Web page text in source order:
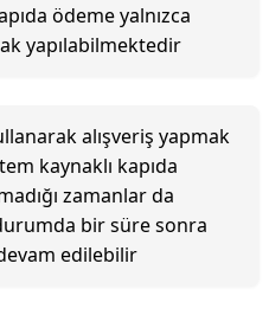
ödeme yalnızca
yapılabilmektedir
alışveriş yapmak
kaynaklı kapıda
zamanlar da
bir süre sonra
edilebilir